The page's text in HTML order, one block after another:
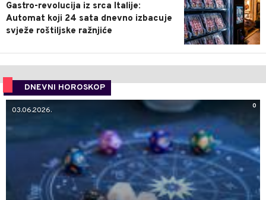
Gastro-revolucija iz srca Italije:
Automat koji 24 sata dnevno izbacuje
svježe roštiljske ražnjiće
DNEVNI HOROSKOP
0
03.06.2026.